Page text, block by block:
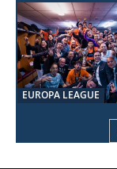
EUROPA LEAGUE